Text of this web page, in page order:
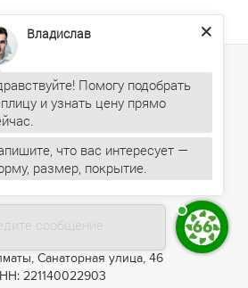
(727) 390-05-75
Санаторная улица, 46
221140022903
сообщение
Владислав
Помогу подобрать
и узнать цену прямо
что вас интересует —
размер, покрытие.